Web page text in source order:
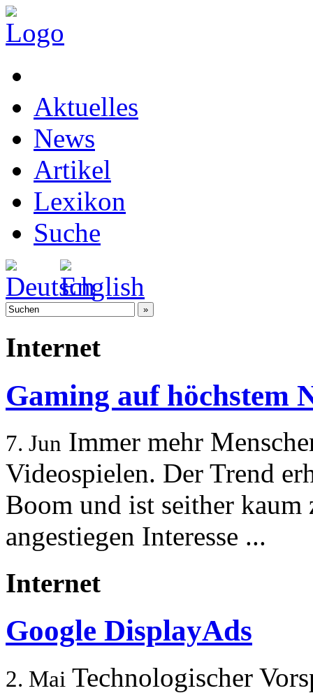
Aktuelles
News
Artikel
Lexikon
Suche
Internet
Gaming auf höchstem
7. Jun Immer mehr
Videospielen. Der Trend
Boom und ist seither
angestiegen Interesse ...
Internet
Google DisplayAds
2. Mai Technologischer